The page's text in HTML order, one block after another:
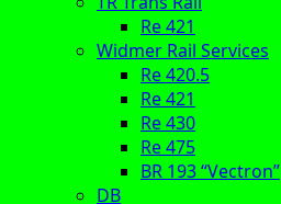
Re 421
Widmer Rail Services
Re 420.5
Re 421
Re 430
Re 475
BR 193 “Vectron”
DB